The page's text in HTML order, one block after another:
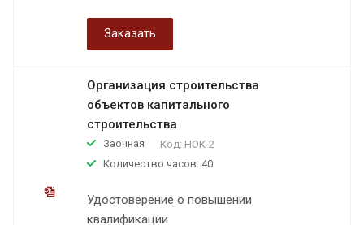
Заказать
Организация строительства
объектов капитального
строительства
Заочная Код: НОК-2
Количество часов: 40
Удостоверение о повышении
квалификации